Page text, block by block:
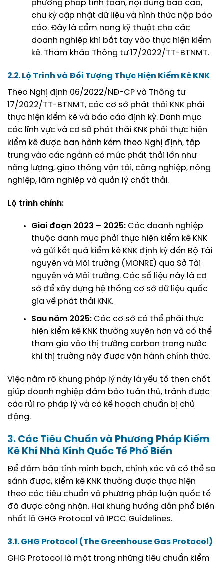
phương pháp tính toán, nội dung báo cáo,
chu kỳ cập nhật dữ liệu và hình thức nộp báo
cáo. Đây là cẩm nang kỹ thuật cho các
doanh nghiệp khi bắt tay vào thực hiện kiểm
kê. Tham khảo Thông tư 17/2022/TT-BTNMT.
2.2. Lộ Trình và Đối Tượng Thực Hiện Kiểm Kê KNK
Theo Nghị định 06/2022/NĐ-CP và Thông tư
17/2022/TT-BTNMT, các cơ sở phát thải KNK phải
thực hiện kiểm kê và báo cáo định kỳ. Danh mục
các lĩnh vực và cơ sở phát thải KNK phải thực hiện
kiểm kê được ban hành kèm theo Nghị định, tập
trung vào các ngành có mức phát thải lớn như
năng lượng, giao thông vận tải, công nghiệp, nông
nghiệp, lâm nghiệp và quản lý chất thải.
Lộ trình chính:
Giai đoạn 2023 – 2025: Các doanh nghiệp
thuộc danh mục phải thực hiện kiểm kê KNK
và gửi kết quả kiểm kê KNK định kỳ đến Bộ Tài
nguyên và Môi trường (MONRE) qua Sở Tài
nguyên và Môi trường. Các số liệu này là cơ
sở để xây dựng hệ thống cơ sở dữ liệu quốc
gia về phát thải KNK.
Sau năm 2025: Các cơ sở có thể phải thực
hiện kiểm kê KNK thường xuyên hơn và có thể
tham gia vào thị trường carbon trong nước
khi thị trường này được vận hành chính thức.
Việc nắm rõ khung pháp lý này là yếu tố then chốt
giúp doanh nghiệp đảm bảo tuân thủ, tránh được
các rủi ro pháp lý và có kế hoạch chuẩn bị chủ
động.
3. Các Tiêu Chuẩn và Phương Pháp Kiểm
Kê Khí Nhà Kính Quốc Tế Phổ Biến
Để đảm bảo tính minh bạch, chính xác và có thể so
sánh được, kiểm kê KNK thường được thực hiện
theo các tiêu chuẩn và phương pháp luận quốc tế
đã được công nhận. Hai khung hướng dẫn phổ biến
nhất là GHG Protocol và IPCC Guidelines.
3.1. GHG Protocol (The Greenhouse Gas Protocol)
GHG Protocol là một trong những tiêu chuẩn kiểm